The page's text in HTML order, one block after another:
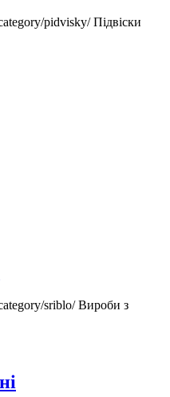
pidvisky/Підвіски
sriblo/Вироби з